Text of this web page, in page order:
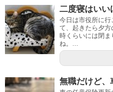
二度寝はいい
今日は市役所に行
て、起きたら夕方
時くらいには閉
ね。...
無職だけど、